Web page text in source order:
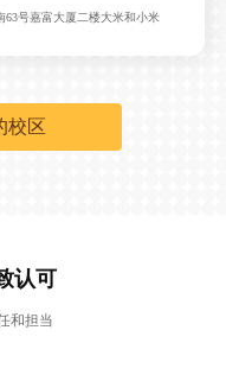
63号嘉富大厦二楼大米和小米
御璟天下广场18栋C011室
校区
认可
和担当